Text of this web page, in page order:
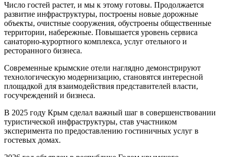
Число гостей растет, и мы к этому готовы. Продолжается
развитие инфраструктуры, построены новые дорожные
объекты, очистные сооружения, обустроены общественные
территории, набережные. Повышается уровень сервиса
санаторно-курортного комплекса, услуг отельного и
ресторанного бизнеса.
Современные крымские отели наглядно демонстрируют
технологическую модернизацию, становятся интересной
площадкой для взаимодействия представителей власти,
госучреждений и бизнеса.
В 2025 году Крым сделал важный шаг в совершенствовании
туристической инфраструктуры, став участником
эксперимента по предоставлению гостиничных услуг в
гостевых домах.